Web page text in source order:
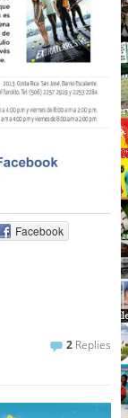
Facebook
2 Replies